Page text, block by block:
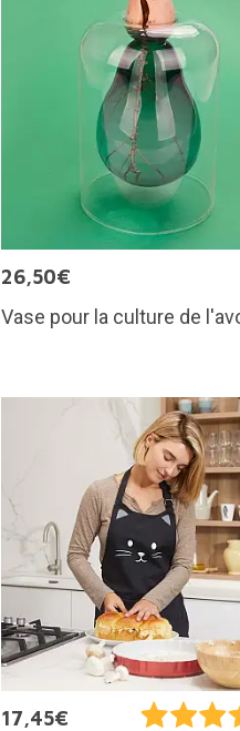
26,50€
Vase pour la culture de
17,45€